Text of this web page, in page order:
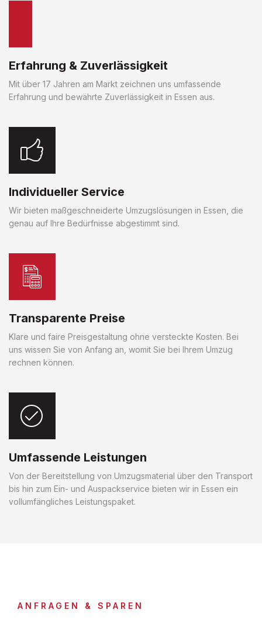
Erfahrung & Zuverlässigkeit
Mit über 17 Jahren am Markt zeichnen uns umfassende
Erfahrung und bewährte Zuverlässigkeit in Essen aus.
Individueller Service
Wir bieten maßgeschneiderte Umzugslösungen in Essen, die
genau auf Ihre Bedürfnisse abgestimmt sind.
Transparente Preise
Klare und faire Preisgestaltung ohne versteckte Kosten. Bei
uns wissen Sie von Anfang an, womit Sie bei Ihrem Umzug
rechnen können.
Umfassende Leistungen
Von der Bereitstellung von Umzugsmaterial über den Transport
bis hin zum Ein- und Auspackservice bieten wir in Essen ein
vollumfängliches Leistungspaket.
ANFRAGEN & SPAREN